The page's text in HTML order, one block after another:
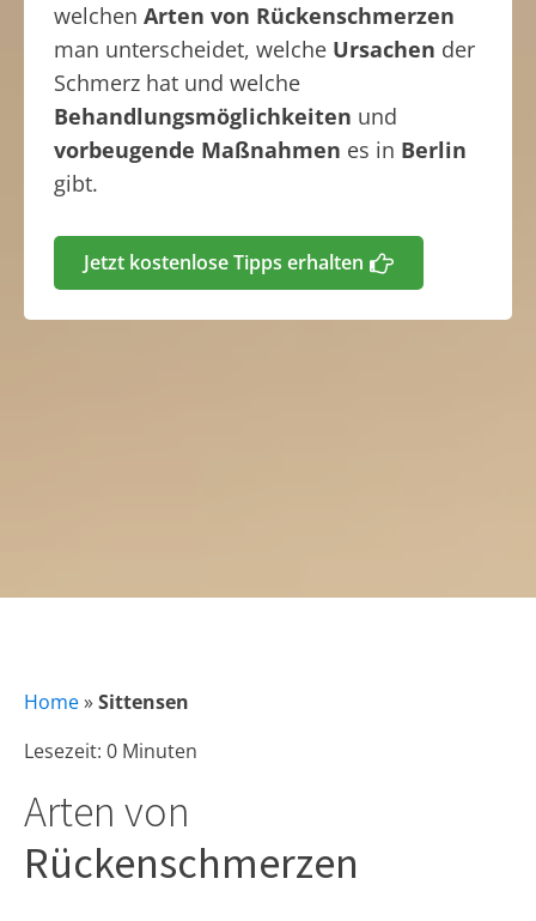
welchen Arten von Rückenschmerzen
man unterscheidet, welche Ursachen der
Schmerz hat und welche
Behandlungsmöglichkeiten und
vorbeugende Maßnahmen es in Berlin
gibt.
Jetzt kostenlose Tipps erhalten
Home»Sittensen
Lesezeit: 0 Minuten
Arten von
Rückenschmerzen